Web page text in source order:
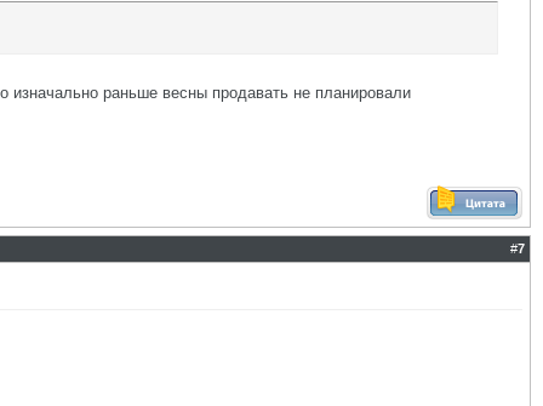
изначально раньше весны продавать не планировали
#7